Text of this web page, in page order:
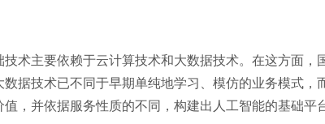
主要依赖于云计算技术和大数据技术。在这方面，
数据技术已不同于早期单纯地学习、模仿的业务模式，
，并依据服务性质的不同，构建出人工智能的基础平